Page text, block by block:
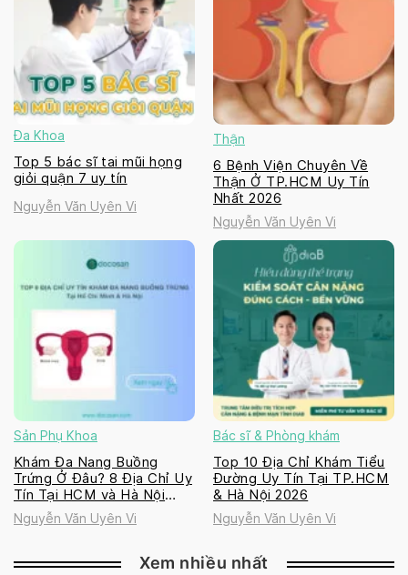
Đa Khoa
Top 5 bác sĩ tai mũi họng
giỏi quận 7 uy tín
Nguyễn Văn Uyên Vi
Thận
6 Bệnh Viện Chuyên Về
Thận Ở TP.HCM Uy Tín
Nhất 2026
Nguyễn Văn Uyên Vi
Sản Phụ Khoa
Khám Đa Nang Buồng
Trứng Ở Đâu? 8 Địa Chỉ Uy
Tín Tại HCM và Hà Nội
2026
Nguyễn Văn Uyên Vi
Bác sĩ & Phòng khám
Top 10 Địa Chỉ Khám Tiểu
Đường Uy Tín Tại TP.HCM
& Hà Nội 2026
Nguyễn Văn Uyên Vi
Xem nhiều nhất